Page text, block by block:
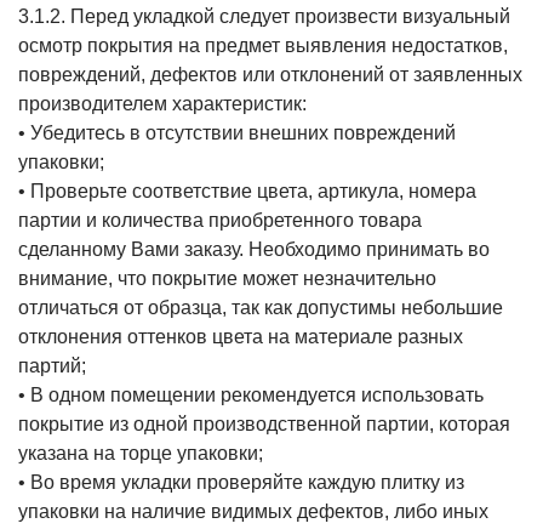
3.1.2. Перед укладкой следует произвести визуальный
осмотр покрытия на предмет выявления недостатков,
повреждений, дефектов или отклонений от заявленных
производителем характеристик:
• Убедитесь в отсутствии внешних повреждений
упаковки;
• Проверьте соответствие цвета, артикула, номера
партии и количества приобретенного товара
сделанному Вами заказу. Необходимо принимать во
внимание, что покрытие может незначительно
отличаться от образца, так как допустимы небольшие
отклонения оттенков цвета на материале разных
партий;
• В одном помещении рекомендуется использовать
покрытие из одной производственной партии, которая
указана на торце упаковки;
• Во время укладки проверяйте каждую плитку из
упаковки на наличие видимых дефектов, либо иных